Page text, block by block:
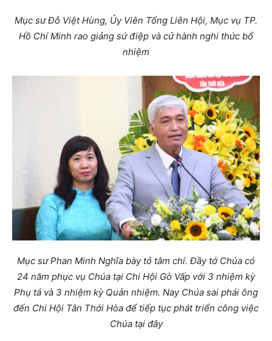
Mục sư Đỗ Việt Hùng, Ủy Viên Tổng Liên Hội, Mục vụ TP.
Hồ Chí Minh rao giảng sứ điệp và cử hành nghi thức bổ
nhiệm
Mục sư Phan Minh Nghĩa bày tỏ tâm chí. Đầy tớ Chúa có
24 năm phục vụ Chúa tại Chi Hội Gò Vấp với 3 nhiệm kỳ
Phụ tá và 3 nhiệm kỳ Quản nhiệm. Nay Chúa sai phái ông
đến Chi Hội Tân Thới Hòa để tiếp tục phát triển công việc
Chúa tại đây